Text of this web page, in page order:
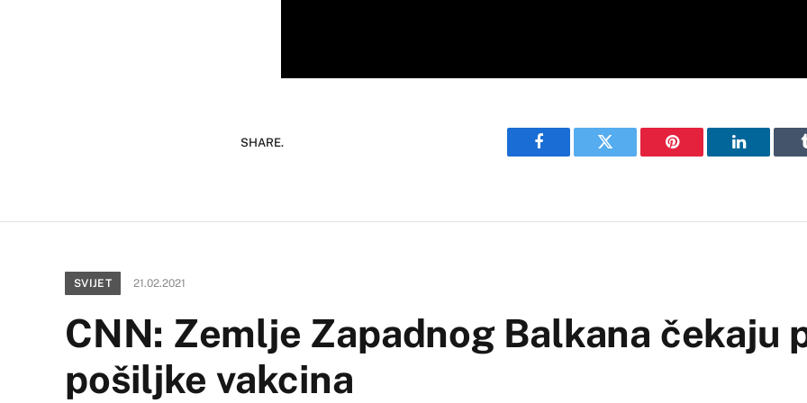
SHARE.
Facebook Twitter Pinterest LinkedIn
SVIJET 21.02.2021
CNN: Zemlje Zapadnog Balkana čekaju
pošiljke vakcina